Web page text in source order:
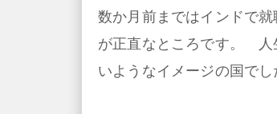
数か月前まではインドで
が正直なところです。 人
いようなイメージの国でし